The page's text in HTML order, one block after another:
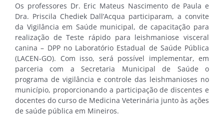
Os professores Dr. Eric Mateus Nascimento de Paula e
Dra. Priscila Chediek Dall’Acqua participaram, a convite
da Vigilância em Saúde municipal, de capacitação para
realização de Teste rápido para leishmaniose visceral
canina – DPP no Laboratório Estadual de Saúde Pública
(LACEN-GO). Com isso, será possível implementar, em
parceria com a Secretaria Municipal de Saúde o
programa de vigilância e controle das leishmanioses no
município, proporcionando a participação de discentes e
docentes do curso de Medicina Veterinária junto às ações
de saúde pública em Mineiros.